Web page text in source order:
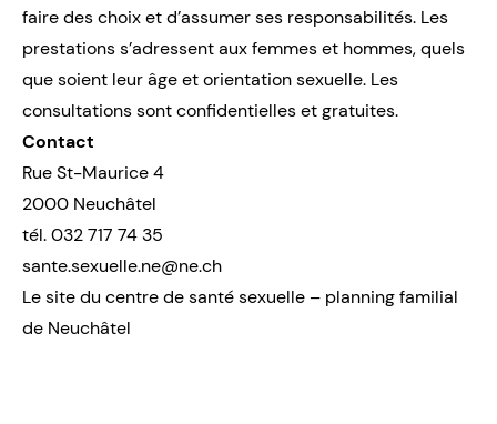
faire des choix et d’assumer ses responsabilités. Les
prestations s’adressent aux femmes et hommes, quels
que soient leur âge et orientation sexuelle. Les
consultations sont confidentielles et gratuites.
Contact
Rue St-Maurice 4
2000 Neuchâtel
tél.032 717 74 35
sante.sexuelle.ne@ne.ch
Le site du centre de santé sexuelle – planning familial
de Neuchâtel